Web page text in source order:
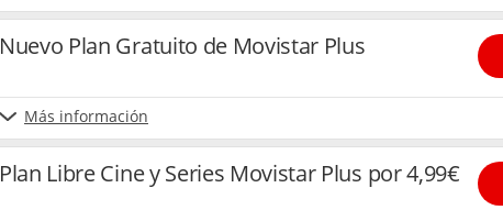
Nuevo Plan Gratuito de Movistar Plus
Más información
Plan Libre Cine y Series Movistar Plus por 4,99€